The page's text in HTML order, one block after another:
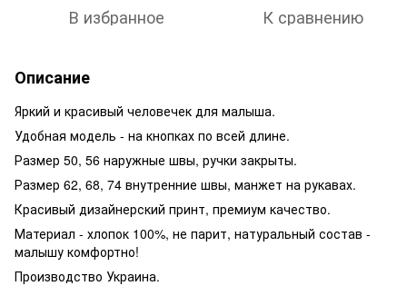
В избранное К сравнению
Описание
Яркий и красивый человечек для малыша.
Удобная модель - на кнопках по всей длине.
Размер 50, 56 наружные швы, ручки закрыты.
Размер 62, 68, 74 внутренние швы, манжет на рукавах.
Красивый дизайнерский принт, премиум качество.
Материал - хлопок 100%, не парит, натуральный состав -
малышу комфортно!
Производство Украина.